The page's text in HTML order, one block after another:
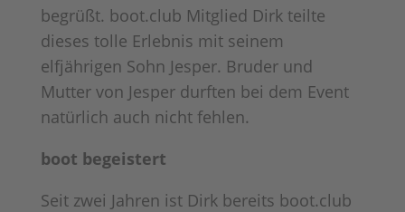
begrüßt. boot.club Mitglied Dirk teilte
dieses tolle Erlebnis mit seinem
elfjährigen Sohn Jesper. Bruder und
Mutter von Jesper durften bei dem Event
natürlich auch nicht fehlen.
boot begeistert
Seit zwei Jahren ist Dirk bereits boot.club